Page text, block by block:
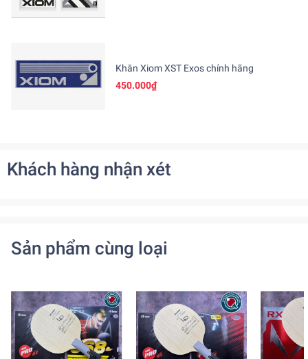
Khăn Xiom XST Exos chính hãng
450.000₫
Khách hàng nhận xét
Sản phẩm cùng loại